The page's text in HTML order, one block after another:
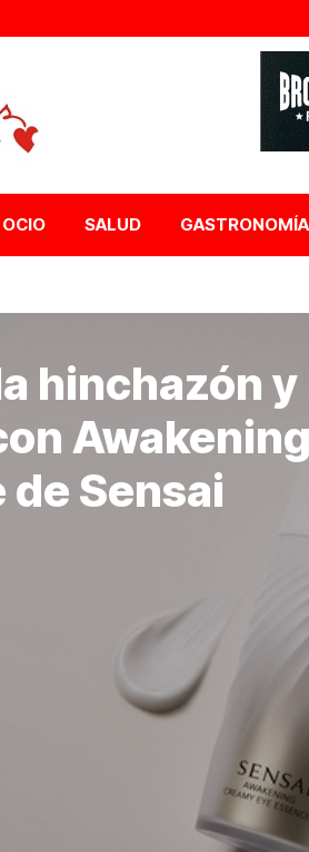
OCIO SALUD GASTRONOMÍA
hinchazón
de Sensai